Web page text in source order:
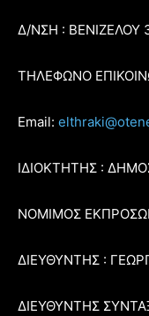
Δ/ΝΣΗ : ΒΕΝΙΖΕΛΟΥ
ΤΗΛΕΦΩΝΟ
Email:
ΙΔΙΟΚΤΗΤΗΣ :
ΝΟΜΙΜΟΣ
ΔΙΕΥΘΥΝΤΗΣ :
ΔΙΕΥΘΥΝΤΗΣ